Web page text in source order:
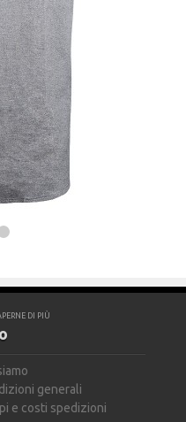
DI PIÙ
generali
e costi spedizioni